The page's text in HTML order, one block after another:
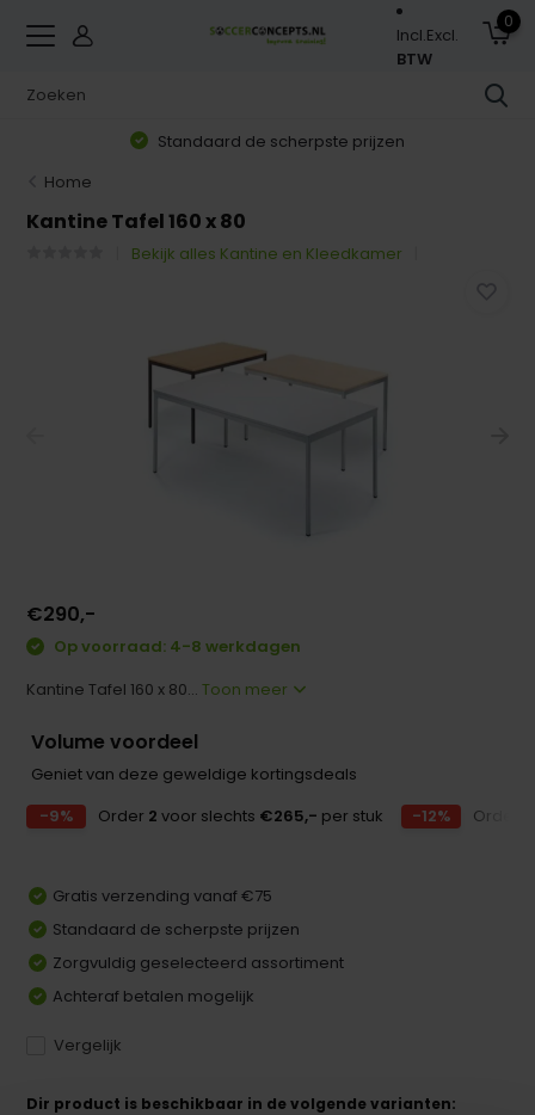
Incl.Excl.
BTW
0
Standaard de scherpste prijzen
Home
Kantine Tafel 160 x 80
Bekijk alles Kantine en Kleedkamer
€290,-
Op voorraad: 4-8 werkdagen
Kantine Tafel 160 x 80...Toon meer
Volume voordeel
Geniet van deze geweldige kortingsdeals
-9%
Order 2 voor slechts €265,- per stuk -12% Order
Gratis verzending vanaf €75
Standaard de scherpste prijzen
Zorgvuldig geselecteerd assortiment
Achteraf betalen mogelijk
Vergelijk
Dir product is beschikbaar in de volgende varianten: